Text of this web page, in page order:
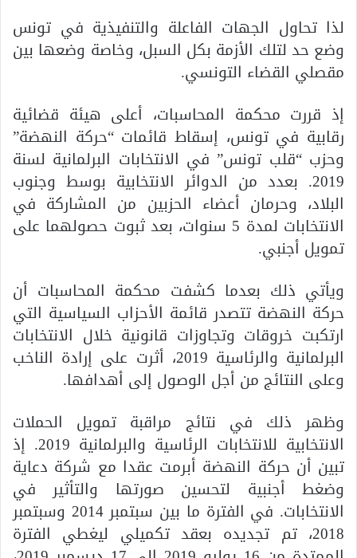
لذا تحاول الجهات الفاعلة والتنفيذية في تونس
وضع حد لتلك الأزمة بكل السبل، وخاصة وضعها بين
مقصلي القضاء التونسي.
إذ قررت محكمة المحاسبات، أعلى هيئة قضائية
رقابية في تونس، إسقاط قائمات “حركة النهضة”
وحزب “قلب تونس” في الانتخابات البرلمانية لسنة
2019. بعدد من الدوائر الانتخابية بوسط وجنوب
البلاد، وحرمان أعضاء الحزبين من المشاركة في
الانتخابات لمدة 5 سنوات، بعد ثبوت حصولهما على
تمويل أجنبي.
ويأتي ذلك بعدما كشفت محكمة المحاسبات أن
حركة النهضة تتصدر قائمة الأحزاب السياسية التي
ارتكبت خروقات وتجاوزات قانونية خلال الانتخابات
البرلمانية والرئاسية 2019، أثرت على إرادة الناخب
وعلى النتائج من أجل الوصول إلى أهدافها.
وظهر ذلك في نتائج مراقبة تمويل الحملات
الانتخابية للانتخابات الرئاسية والبرلمانية 2019. إذ
تبين أن حركة النهضة أبرمت عقدا مع شركة دعاية
وضغط أجنبية لتحسين صورتها والتأثير في
الانتخابات. في الفترة ما بين سبتمبر 2014 وسبتمبر
2018، تم تجديده بعقد تكميلي ليغطي الفترة